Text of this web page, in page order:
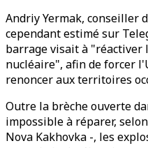
Andriy Yermak, conseiller
cependant estimé sur
barrage visait à "réactiver
nucléaire", afin de forcer
renoncer aux territoires
Outre la brèche ouverte
impossible à réparer,
Nova Kakhovka -, les